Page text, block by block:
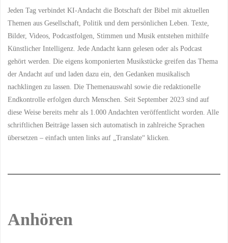
Jeden Tag verbindet KI-Andacht die Botschaft der Bibel mit aktuellen
Themen aus Gesellschaft, Politik und dem persönlichen Leben. Texte,
Bilder, Videos, Podcastfolgen, Stimmen und Musik entstehen mithilfe
Künstlicher Intelligenz. Jede Andacht kann gelesen oder als Podcast
gehört werden. Die eigens komponierten Musikstücke greifen das Thema
der Andacht auf und laden dazu ein, den Gedanken musikalisch
nachklingen zu lassen. Die Themenauswahl sowie die redaktionelle
Endkontrolle erfolgen durch Menschen. Seit September 2023 sind auf
diese Weise bereits mehr als 1.000 Andachten veröffentlicht worden. Alle
schriftlichen Beiträge lassen sich automatisch in zahlreiche Sprachen
übersetzen – einfach unten links auf „Translate“ klicken.
Anhören